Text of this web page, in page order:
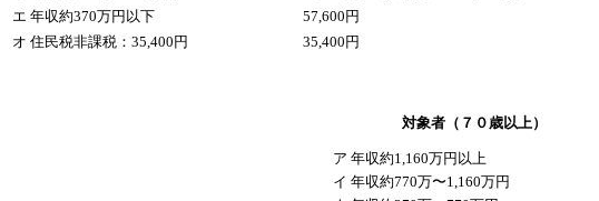
エ 年収約370万円以下
57,600円
オ 住民税非課税：35,400円
35,400円
対象者（７０歳以上）
ア 年収約1,160万円以上
イ 年収約770万〜1,160万円